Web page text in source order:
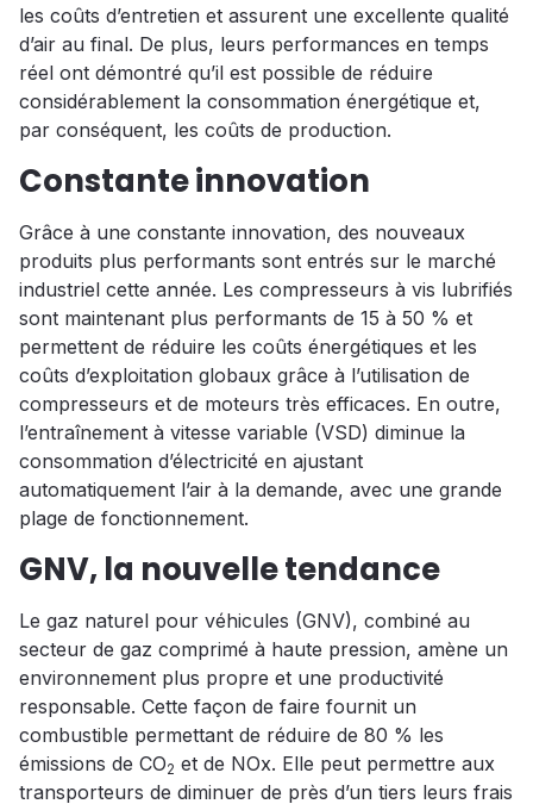
les coûts d’entretien et assurent une excellente qualité
d’air au final. De plus, leurs performances en temps
réel ont démontré qu’il est possible de réduire
considérablement la consommation énergétique et,
par conséquent, les coûts de production.
Constante innovation
Grâce à une constante innovation, des nouveaux
produits plus performants sont entrés sur le marché
industriel cette année. Les compresseurs à vis lubrifiés
sont maintenant plus performants de 15 à 50 % et
permettent de réduire les coûts énergétiques et les
coûts d’exploitation globaux grâce à l’utilisation de
compresseurs et de moteurs très efficaces. En outre,
l’entraînement à vitesse variable (VSD) diminue la
consommation d’électricité en ajustant
automatiquement l’air à la demande, avec une grande
plage de fonctionnement.
GNV, la nouvelle tendance
Le gaz naturel pour véhicules (GNV), combiné au
secteur de gaz comprimé à haute pression, amène un
environnement plus propre et une productivité
responsable. Cette façon de faire fournit un
combustible permettant de réduire de 80 % les
émissions de CO2 et de NOx. Elle peut permettre aux
transporteurs de diminuer de près d’un tiers leurs frais